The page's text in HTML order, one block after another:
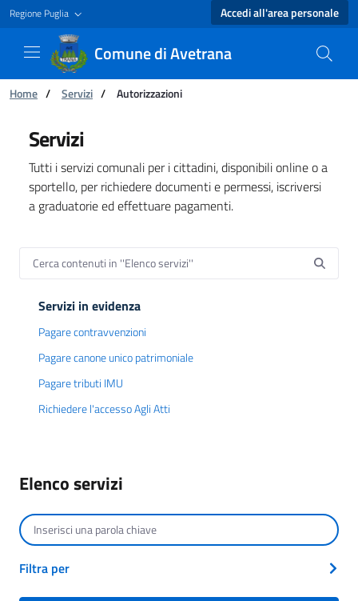
Regione Puglia Accedi all'area personale
Comune di Avetrana
Ti trovi in:
Home / Servizi / Autorizzazioni
Elenco servizi - Comune di Avetrana
Servizi
Tutti i servizi comunali per i cittadini, disponibili online o a
sportello, per richiedere documenti e permessi, iscriversi
a graduatorie ed effettuare pagamenti.
Servizi in evidenza
Pagare contravvenzioni
Pagare canone unico patrimoniale
Pagare tributi IMU
Richiedere l'accesso Agli Atti
Elenco servizi
Cerca per testo
Filtra per